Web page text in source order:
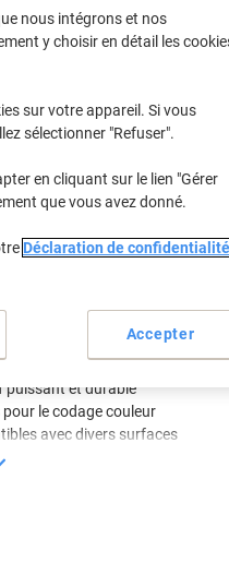
€2,69 -6%
2-3 jours ouvrables
Ajouter
Moyens de
clés
par paquet
puissant et durable
pour le codage couleur
avec divers surfaces
nous intégrons et nos
y choisir en détail les
sur votre appareil. Si vous
sélectionner "Refuser".
en cliquant sur le lien "Gérer
que vous avez donné.
Déclaration de confidentialité
Accepter